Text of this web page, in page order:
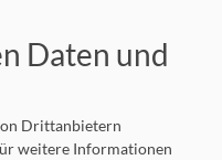
a. d. Saale
Daten und
Drittanbietern
weitere Informationen